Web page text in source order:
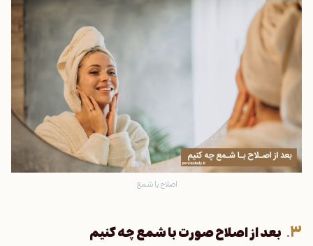
اصلاح با شمع
بعد از اصلاح صورت با شمع چه کنیم